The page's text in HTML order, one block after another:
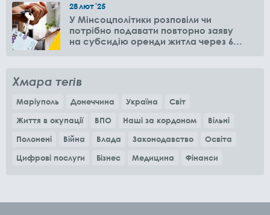
28лют'25
У Мінсоцполітики розповіли чи
потрібно подавати повторно заяву
на субсидію оренди житла через 6
Хмара тегів
Маріуполь Донеччина Україна
Світ
Життя в окупації
ВПО Наші за кордоном
Вільні
Полонені
Війна Влада Законодавство
Освіта
Цифрові послуги
Бізнес Медицина Фінанси